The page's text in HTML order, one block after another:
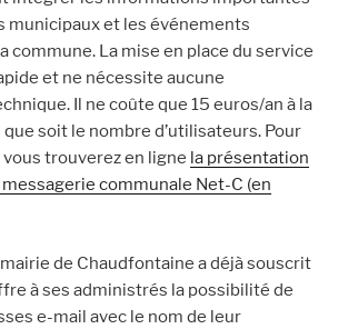
municipaux et les événements
commune. La mise en place du service
et ne nécessite aucune
Il ne coûte que 15 euros/an à la
soit le nombre d’utilisateurs. Pour
trouverez en ligne la présentation
communale Net-C (en
de Chaudfontaine a déjà souscrit
à ses administrés la possibilité de
e-mail avec le nom de leur